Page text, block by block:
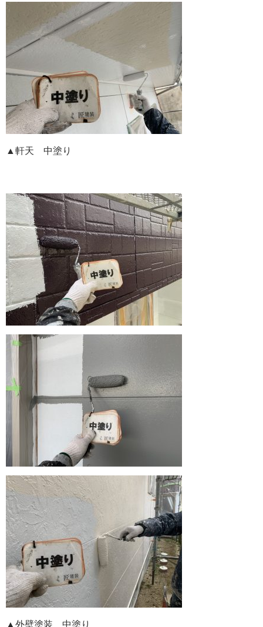
▲軒天 中塗り
▲外壁塗装 中塗り